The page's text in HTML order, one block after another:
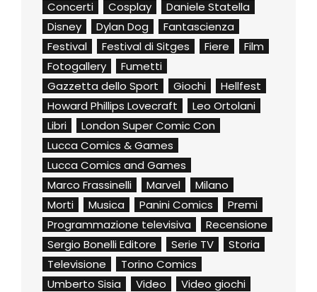
Concerti
Cosplay
Daniele Statella
Disney
Dylan Dog
Fantascienza
Festival
Festival di Sitges Fiere
Film
Fotogallery
Fumetti
Gazzetta dello Sport
Giochi
Hellfest
Howard Phillips Lovecraft
Leo Ortolani
Libri
London Super Comic Con
Lucca Comics & Games
Lucca Comics and Games
Marco Frassinelli
Marvel
Milano
Morti
Musica Panini Comics
Premi
Programmazione televisiva
Recensione
Sergio Bonelli Editore
Serie TV
Storia
Televisione
Torino Comics
Umberto Sisia
Video
Video giochi